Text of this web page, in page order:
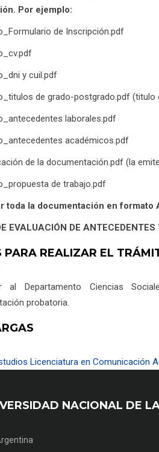
Por ejemplo:
de Inscripción.pdf
y cuil.pdf
de grado-postgrado.pdf (titulo
laborales.pdf
académicos.pdf
de la documentación.pdf (la
de trabajo.pdf
toda la documentación en formato
EVALUACIÓN DE ANTECEDENTES
PARA REALIZAR EL
al Departamento Ciencias
probatoria.
Licenciatura en Comunicación
NACIONAL DE